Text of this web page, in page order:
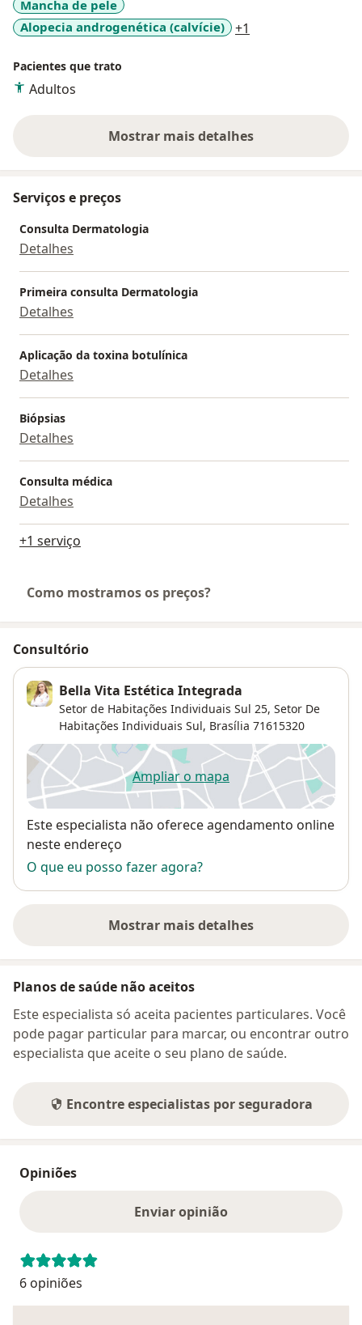
Mancha de pele
Alopecia androgenética (calvície)
+1
Pacientes que trato
Adultos
Mostrar mais detalhes
sobre a experiência
Serviços e preços
Consulta Dermatologia
Detalhes
Primeira consulta Dermatologia
Detalhes
Aplicação da toxina botulínica
Detalhes
Biópsias
Detalhes
Consulta médica
Detalhes
+1 serviço
Como mostramos os preços?
Consultório
Bella Vita Estética Integrada
Setor de Habitações Individuais Sul 25, Setor De
Habitações Individuais Sul, Brasília 71615320
Ampliar o mapaabre num novo separador
Disponibilidade
Este especialista não oferece agendamento online
neste endereço
O que eu posso fazer agora?
Mostrar mais detalhes
sobre o endereço
Planos de saúde não aceitos
Este especialista só aceita pacientes particulares. Você
pode pagar particular para marcar, ou encontrar outro
especialista que aceite o seu plano de saúde.
Encontre especialistas por seguradora
Opiniões
Enviar opinião
6 opiniões